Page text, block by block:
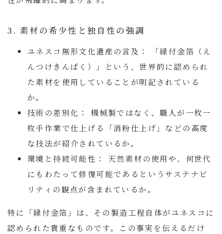
3. 素材の希少性と独自性の強調
ユネスコ無形文化遺産の言及：
「縁付金箔（え
んつけきんぱく）」という、世界的に認められ
た素材を使用していることが明記されている
か。
技術の差別化：
機械製ではなく、職人が一枚一
枚手作業で仕上げる「消粉仕上げ」などの高度
な技法が紹介されているか。
環境と持続可能性：
天然素材の使用や、何世代
にもわたって修復可能であるというサステナビ
リティの観点が含まれているか。
特に「縁付金箔」は、その製造工程自体がユネスコに
認められた貴重なものです。この事実を伝えるだけ